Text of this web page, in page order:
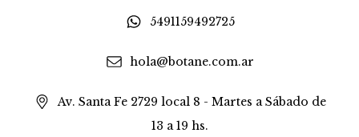
5491159492725
hola@botane.com.ar
Av. Santa Fe 2729 local 8 - Martes a Sábado de
13 a 19 hs.